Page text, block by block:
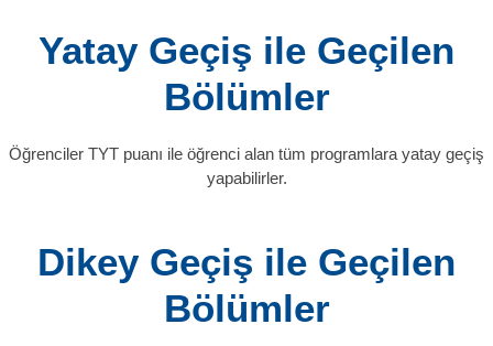
Yatay Geçiş ile Geçilen
Bölümler
Öğrenciler TYT puanı ile öğrenci alan tüm programlara yatay geçiş
yapabilirler.
Dikey Geçiş ile Geçilen
Bölümler